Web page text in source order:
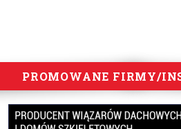
PROMOWANE FIRMY/